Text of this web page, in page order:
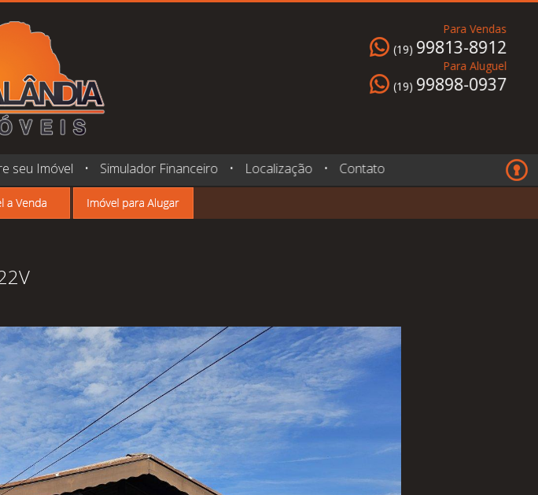
Para Vendas
(19) 99813-8912
Para Aluguel
(19) 99898-0937
seu Imóvel • Simulador Financeiro • Localização • Contato